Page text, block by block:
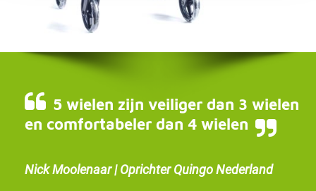
5 wielen zijn veiliger dan 3 wielen
en comfortabeler dan 4 wielen
Nick Moolenaar | Oprichter Quingo Nederland